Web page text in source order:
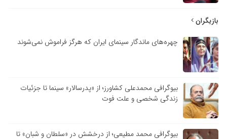
بازیگران
چهره‌های ماندگار سینمای ایران که هرگز فراموش نمی‌شوند
بیوگرافی محمدعلی کشاورز؛ از «پدرسالار» سینما تا جزئیات
زندگی شخصی و علت فوت
بیوگرافی محمد مطیعی؛ از درخشش در «سلطان و شبان» تا